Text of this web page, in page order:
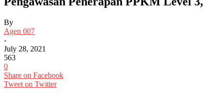
By
Agen 007
-
July 28, 2021
563
0
Share on Facebook
Tweet on Twitter